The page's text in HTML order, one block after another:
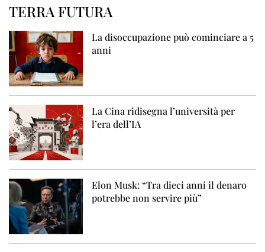
TERRA FUTURA
La disoccupazione può cominciare a 5
anni
La Cina ridisegna l’università per
l’era dell’IA
Elon Musk: “Tra dieci anni il denaro
potrebbe non servire più”